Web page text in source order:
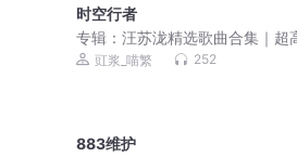
时空行者
专辑： 汪苏泷精选歌曲合集｜超
质｜必备歌单
豇浆_喵繁 252
883维护